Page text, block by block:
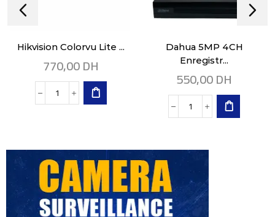
Hikvision Colorvu Lite ...
770,00DH
Dahua 5MP 4CH
Enregistr...
550,00DH